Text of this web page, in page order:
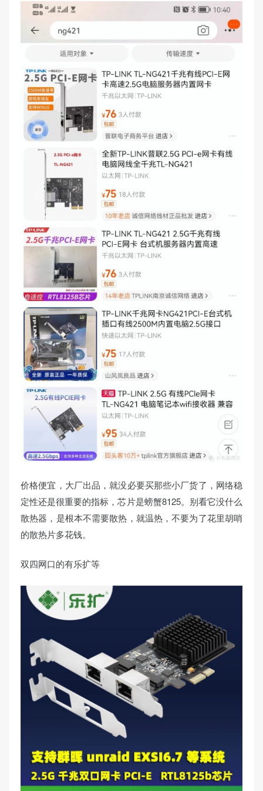
价格便宜，大厂出品，就没必要买那些小厂货了，网络稳
定性还是很重要的指标，芯片是螃蟹8125。别看它没什么
散热器，是根本不需要散热，就温热，不要为了花里胡哨
的散热片多花钱。
双四网口的有乐扩等